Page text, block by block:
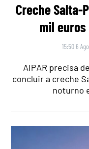
Creche Salta-
mil
15:50 6
AIPAR precisa
concluir a creche
noturno